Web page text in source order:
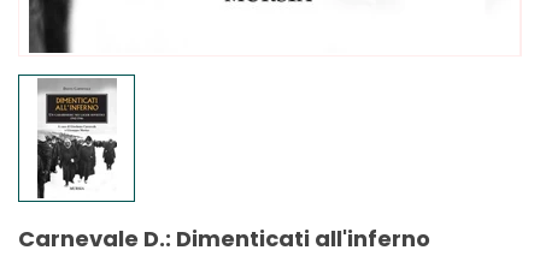
Carnevale D.: Dimenticati all'inferno